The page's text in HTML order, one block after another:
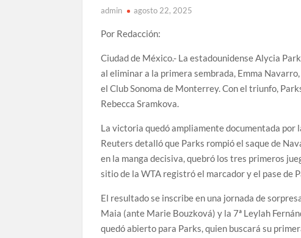
admin agosto 22, 2025
Por Redacción:
Ciudad de México.- La estadounidense Alycia
al eliminar a la primera sembrada, Emma
el Club Sonoma de Monterrey. Con el triunfo,
Rebecca Sramkova.
La victoria quedó ampliamente documentada
Reuters detalló que Parks rompió el saque de
en la manga decisiva, quebró los tres primeros
sitio de la WTA registró el marcador y el pase de
El resultado se inscribe en una jornada de
Maia (ante Marie Bouzková) y la 7ª Leylah
quedó abierto para Parks, quien buscará su